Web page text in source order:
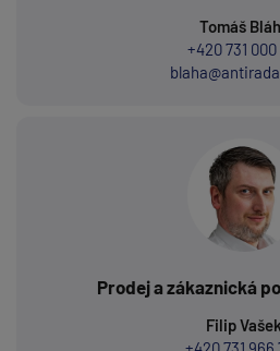
Tomáš
+420 731 000
Prodej a zákaznická
Filip Vašek